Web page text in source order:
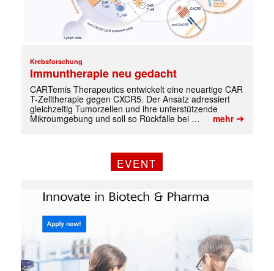
✕
Krebsforschung
Immuntherapie neu gedacht
CARTemis Therapeutics entwickelt eine neuartige CAR
T-Zelltherapie gegen CXCR5. Der Ansatz adressiert
gleichzeitig Tumorzellen und ihre unterstützende
Mikroumgebung und soll so Rückfälle bei …
mehr➔
EVENT